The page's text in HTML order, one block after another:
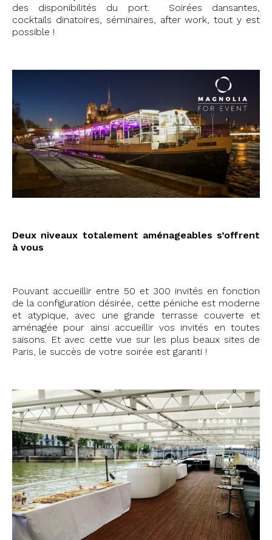
des disponibilités du port. Soirées dansantes,
cocktails dinatoires, séminaires, after work, tout y est
possible !
Deux niveaux totalement aménageables s’offrent
à vous
Pouvant accueillir entre 50 et 300 invités en fonction
de la configuration désirée, cette péniche est moderne
et atypique, avec une grande terrasse couverte et
aménagée pour ainsi accueillir vos invités en toutes
saisons. Et avec cette vue sur les plus beaux sites de
Paris, le succès de votre soirée est garanti !